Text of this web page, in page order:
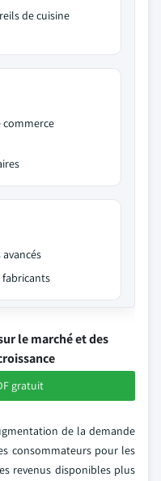
de cuisine
commerce
le marché et des
gratuit
de la demande
consommateurs pour les
revenus disponibles plus